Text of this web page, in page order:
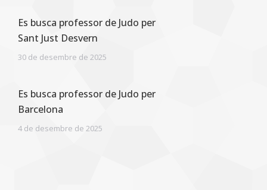
Es busca professor de Judo per
Sant Just Desvern
30 de desembre de 2025
Es busca professor de Judo per
Barcelona
4 de desembre de 2025